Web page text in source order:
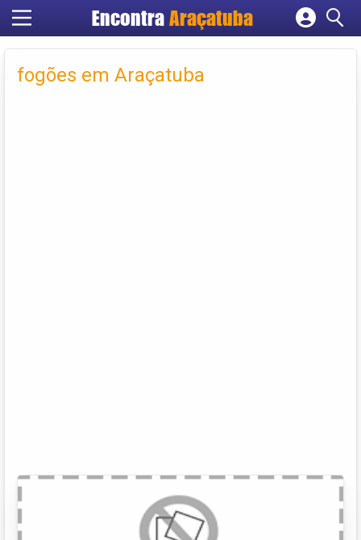
Encontra Araçatuba
Cadastrar empresa
Criar conta
fogões em Araçatuba